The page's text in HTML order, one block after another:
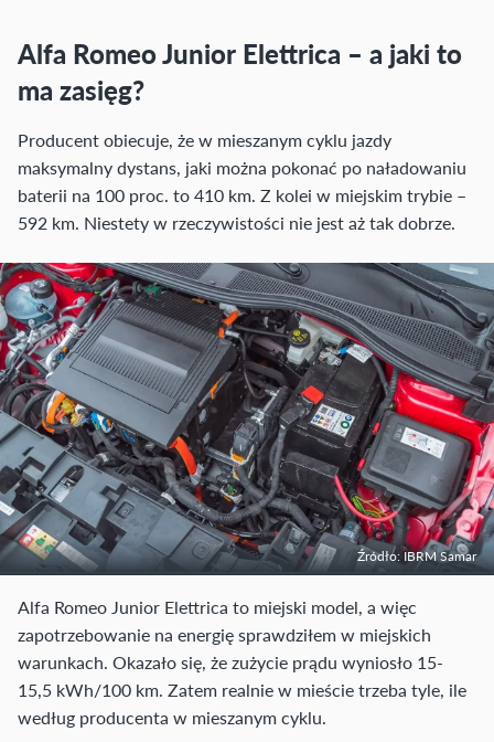
Alfa Romeo Junior Elettrica – a jaki to
ma zasięg?
Producent obiecuje, że w mieszanym cyklu jazdy
maksymalny dystans, jaki można pokonać po naładowaniu
baterii na 100 proc. to 410 km. Z kolei w miejskim trybie –
592 km. Niestety w rzeczywistości nie jest aż tak dobrze.
Źródło: IBRM Samar
Alfa Romeo Junior Elettrica to miejski model, a więc
zapotrzebowanie na energię sprawdziłem w miejskich
warunkach. Okazało się, że zużycie prądu wyniosło 15-
15,5 kWh/100 km. Zatem realnie w mieście trzeba tyle, ile
według producenta w mieszanym cyklu.